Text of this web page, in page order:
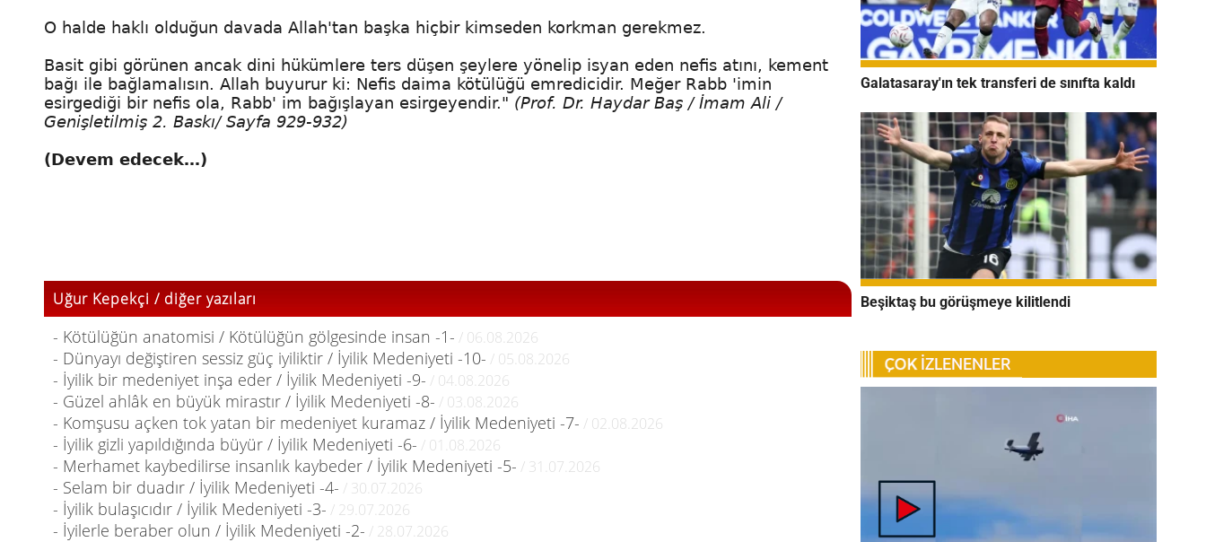
O halde haklı olduğun davada Allah'tan başka hiçbir kimseden korkman gerekmez.
Basit gibi görünen ancak dini hükümlere ters düşen şeylere yönelip isyan eden nefis atını, kement
bağı ile bağlamalısın. Allah buyurur ki: Nefis daima kötülüğü emredicidir. Meğer Rabb 'imin
esirgediği bir nefis ola, Rabb' im bağışlayan esirgeyendir." (Prof. Dr. Haydar Baş / İmam Ali /
Genişletilmiş 2. Baskı/ Sayfa 929-932)
(Devem edecek…)
Uğur Kepekçi / diğer yazıları
- Kötülüğün anatomisi / Kötülüğün gölgesinde insan -1- / 06.08.2026
- Dünyayı değiştiren sessiz güç iyiliktir / İyilik Medeniyeti -10- / 05.08.2026
- İyilik bir medeniyet inşa eder / İyilik Medeniyeti -9- / 04.08.2026
- Güzel ahlâk en büyük mirastır / İyilik Medeniyeti -8- / 03.08.2026
- Komşusu açken tok yatan bir medeniyet kuramaz / İyilik Medeniyeti -7- / 02.08.2026
- İyilik gizli yapıldığında büyür / İyilik Medeniyeti -6- / 01.08.2026
- Merhamet kaybedilirse insanlık kaybeder / İyilik Medeniyeti -5- / 31.07.2026
- Selam bir duadır / İyilik Medeniyeti -4- / 30.07.2026
- İyilik bulaşıcıdır / İyilik Medeniyeti -3- / 29.07.2026
- İyilerle beraber olun / İyilik Medeniyeti -2- / 28.07.2026
Galatasaray'ın tek transferi de sınıfta kaldı
Beşiktaş bu görüşmeye kilitlendi